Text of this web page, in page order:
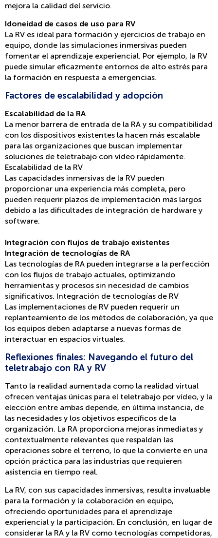
mejora la calidad del servicio.
Idoneidad de casos de uso para RV
La RV es ideal para formación y ejercicios de trabajo en
equipo, donde las simulaciones inmersivas pueden
fomentar el aprendizaje experiencial. Por ejemplo, la RV
puede simular eficazmente entornos de alto estrés para
la formación en respuesta a emergencias.
Factores de escalabilidad y adopción
Escalabilidad de la RA
La menor barrera de entrada de la RA y su compatibilidad
con los dispositivos existentes la hacen más escalable
para las organizaciones que buscan implementar
soluciones de teletrabajo con vídeo rápidamente.
Escalabilidad de la RV
Las capacidades inmersivas de la RV pueden
proporcionar una experiencia más completa, pero
pueden requerir plazos de implementación más largos
debido a las dificultades de integración de hardware y
software.
Integración con flujos de trabajo existentes
Integración de tecnologías de RA
Las tecnologías de RA pueden integrarse a la perfección
con los flujos de trabajo actuales, optimizando
herramientas y procesos sin necesidad de cambios
significativos. Integración de tecnologías de RV
Las implementaciones de RV pueden requerir un
replanteamiento de los métodos de colaboración, ya que
los equipos deben adaptarse a nuevas formas de
interactuar en espacios virtuales.
Reflexiones finales: Navegando el futuro del
teletrabajo con RA y RV
Tanto la realidad aumentada como la realidad virtual
ofrecen ventajas únicas para el teletrabajo por vídeo, y la
elección entre ambas depende, en última instancia, de
las necesidades y los objetivos específicos de la
organización. La RA proporciona mejoras inmediatas y
contextualmente relevantes que respaldan las
operaciones sobre el terreno, lo que la convierte en una
opción práctica para las industrias que requieren
asistencia en tiempo real.
La RV, con sus capacidades inmersivas, resulta invaluable
para la formación y la colaboración en equipo,
ofreciendo oportunidades para el aprendizaje
experiencial y la participación. En conclusión, en lugar de
considerar la RA y la RV como tecnologías competidoras,